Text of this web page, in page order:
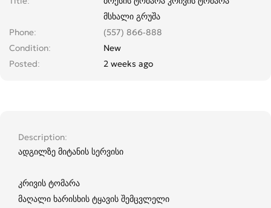
მსხალი გრუშა
Phone
(557) 866-888
Condition
New
Posted
2 weeks ago
Description
ადგილზე მიტანის სერვისი
კრივის ტომარა
მაღალი ხარისხის ტყავის შემცვლელი